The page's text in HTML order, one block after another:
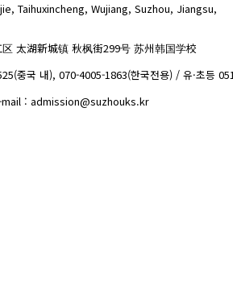
Taihuxincheng, Wujiang, Suzhou, Jiangsu,
太湖新城镇 秋枫街299号 苏州韩国学校
중국 내), 070-4005-1863(한국전용) / 유·초등
mail : admission@suzhouks.kr